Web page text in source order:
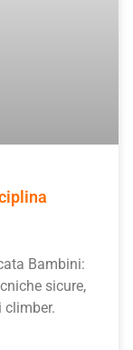
Bambini:
sicure,
climber.